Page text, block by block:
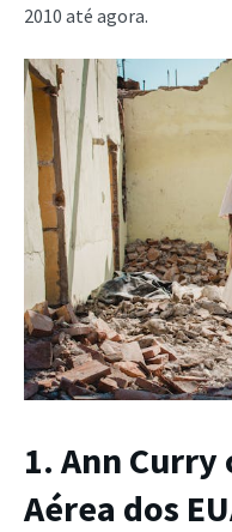
2010 até agora.
1. Ann Curry
Aérea dos